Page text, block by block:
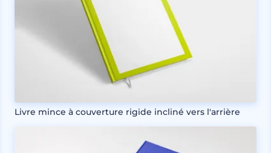
Livre mince à couverture rigide incliné vers l'arrière